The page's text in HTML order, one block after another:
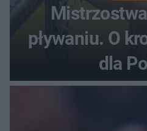
pływaniu. O
dla